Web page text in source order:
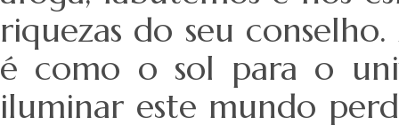
riquezas do seu
é como o sol para o
iluminar este mundo